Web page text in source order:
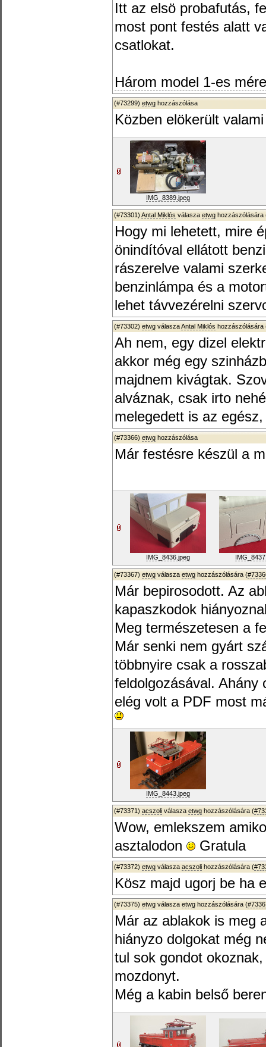
Itt az elsö probafutás,
most pont festés alatt
csatlokat.
Három model 1-es
(#73299) etwg hozzászólása
Közben elökerült
IMG_8389.jpeg
(#73301) Antal Miklós válasza etwg hozzászólására
Hogy mi lehetett, mire
önindítóval ellátott
rászerelve valami
benzinlámpa és a
lehet távvezérelni
(#73302) etwg válaszaAntal Miklós hozzászólására
Ah nem, egy dizel
akkor még egy
majdnem kivágtak.
alváznak, csak irto
melegedett is az
(#73366) etwg hozzászólása
Már festésre készül a
IMG_8436.jpeg
(#73367) etwg válasza etwg hozzászólására (
Már bepirosodott. Az
kapaszkodok
Meg természetesen a
Már senki nem gyárt
többnyire csak a
feldolgozásával. Ahány
elég volt a PDF most
IMG_8443.jpeg
(#73371) acszoli válasza etwg hozzászólására (
Wow, emlekszem
asztalodon
Gratula
(#73372) etwg válasza acszoli hozzászólására (
Kösz majd ugorj be ha
(#73375) etwg válasza etwg hozzászólására (
Már az ablakok is meg
hiányzo dolgokat még
tul sok gondot
mozdonyt.
Még a kabin belső